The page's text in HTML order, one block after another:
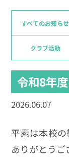
すべてのお知らせ
クラブ活動
令和8年
2026.06.07
平素は本校
ありがとうご